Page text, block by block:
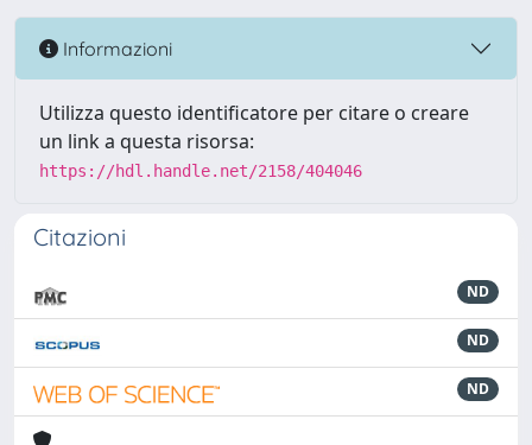
Informazioni
Utilizza questo identificatore per citare o creare
un link a questa risorsa:
https://hdl.handle.net/2158/404046
Citazioni
ND
ND
ND